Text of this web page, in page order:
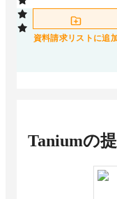
資料請求リストに追
Taniumの